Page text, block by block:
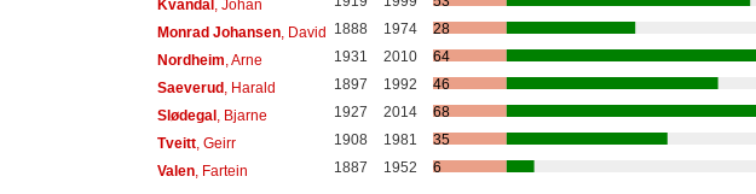
Kvandal, Johan
Monrad Johansen, David 1888 1974
28
Nordheim , Arne 1931 2010
64
Saeverud, Harald 1897 1992
46
Slødegal, Bjarne 1927 2014
68
Tveitt, Geirr 1908 1981
35
Valen, Fartein 1887 1952 6